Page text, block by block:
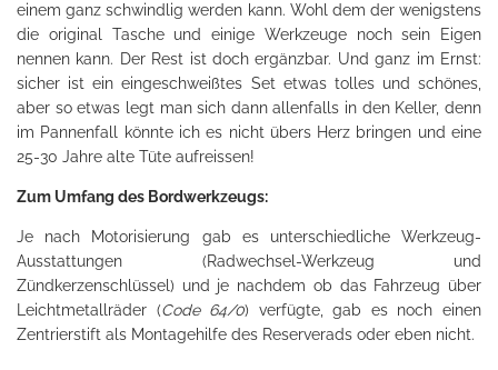
einem ganz schwindlig werden kann. Wohl dem der wenigstens
die original Tasche und einige Werkzeuge noch sein Eigen
nennen kann. Der Rest ist doch ergänzbar. Und ganz im Ernst:
sicher ist ein eingeschweißtes Set etwas tolles und schönes,
aber so etwas legt man sich dann allenfalls in den Keller, denn
im Pannenfall könnte ich es nicht übers Herz bringen und eine
25-30 Jahre alte Tüte aufreissen!
Zum Umfang des Bordwerkzeugs:
Je nach Motorisierung gab es unterschiedliche Werkzeug-
Ausstattungen (Radwechsel-Werkzeug und
Zündkerzenschlüssel) und je nachdem ob das Fahrzeug über
Leichtmetallräder (Code 64/0) verfügte, gab es noch einen
Zentrierstift als Montagehilfe des Reserverads oder eben nicht.